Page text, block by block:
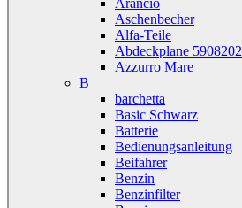
Arancio
Aschenbecher
Alfa-Teile
Abdeckplane 5908202
Azzurro Mare
B
barchetta
Basic Schwarz
Batterie
Bedienungsanleitung
Beifahrer
Benzin
Benzinfilter